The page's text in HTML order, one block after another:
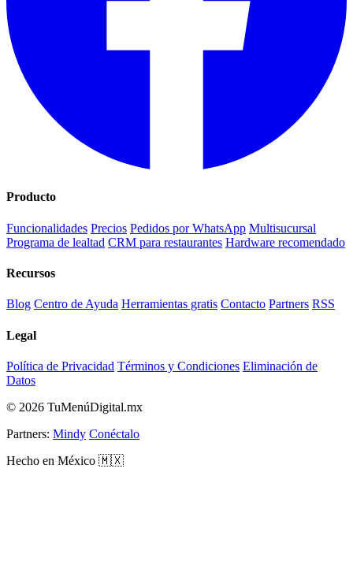
Producto
Funcionalidades Precios Pedidos por WhatsApp Multisucursal
Programa de lealtad CRM para restaurantes Hardware recomendado
Recursos
Blog Centro de Ayuda Herramientas gratis Contacto Partners RSS
Legal
Política de Privacidad Términos y Condiciones Eliminación de
Datos
© 2026 TuMenúDigital.mx
Partners: Mindy Conéctalo
Hecho en México 🇲🇽